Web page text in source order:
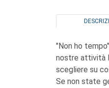
"Non ho
nostre attività
scegliere su
Se non state